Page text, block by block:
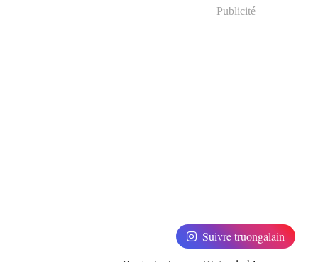
Publicité
Suivre truongalain